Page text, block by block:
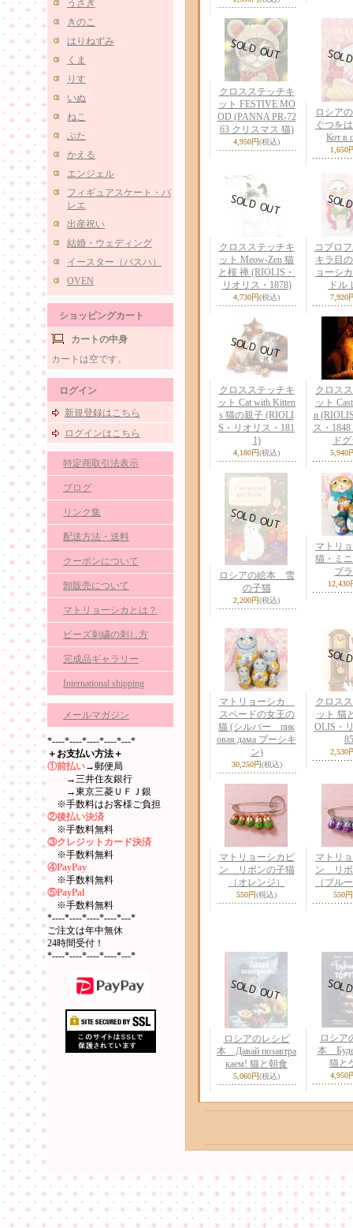
うさぎ
きのこ
はりねずみ
くま
りす
いぬ
ねこ
ぶた
かえる
エンジェル
フィギュアスケート・バ
レエ
出産祝い
結婚・ウェディング
イースター（パスハ）
OVEN
ショッピングカート
カートの中身
カートは空です。
ログイン
新規登録はこちら
ログインはこちら
特定商取引法表示
ブログ
リンク集
配送方法・送料
クーポンについて
卸販売について
マトリョーシカとは？
ビーズ刺繍の刺し方
完成品ギャラリー
International shipping
メールマガジン
*----*----*----*----*---*
＋お支払い方法＋
①前払い→郵便局
→三井住友銀行
→東京三菱ＵＦＪ銀
※手数料はお客様ご負担
②後払い決済
※手数料無料
③クレジットカード決済
※手数料無料
④PayPay
※手数料無料
⑤PayPal
※手数料無料
*----*----*----*----*---*
ご注文は年中無休
24時間受付！
*----*----*----*----*---*
クロスステッチキ
ット FESTIVE MO
OD (PANNA PR-72
63 クリスマス 猫)
4,950円(税込)
ロシア
ぐつを
Кот в
1,650
クロスステッチキ
ット Meow-Zen 猫
と桜 禅 (RIOLIS・
リオリス・1878)
4,730円(税込)
コブロ
キラ目
ョーシ
ドル
7,920
クロスステッチキ
ット Cat with Kitten
s 猫の親子 (RIOLI
S・リオリス・181
1)
4,180円(税込)
クロス
ット
n
ス・
ド
5,940
ロシアの絵本 雪
の子猫
2,200円(税込)
マトリ
猫・ミ
ブ
12,430
マトリョーシカ
スペードの女王の
猫 (シルバー пик
овая дама プーシキ
ン)
30,250円(税込)
クロス
ット 猫
OLIS・
2,530
マトリョーシカピ
ン リボンの子猫
（オレンジ）
550円(税込)
マトリ
ン リボ
（ブル
550円
ロシアのレシピ
本 Давай позавтра
каем! 猫と朝食
5,060円(税込)
ロシア
本
猫と
4,950